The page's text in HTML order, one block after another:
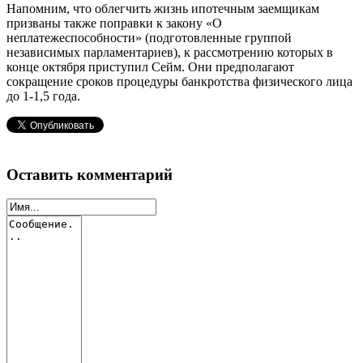
Напомним, что облегчить жизнь ипотечным заемщикам
призваны также поправки к закону «О
неплатежеспособности» (подготовленные группой
независимых парламентариев), к рассмотрению которых в
конце октября приступил Сейм. Они предполагают
сокращение сроков процедуры банкротства физического лица
до 1-1,5 года.
Оставить комментарий